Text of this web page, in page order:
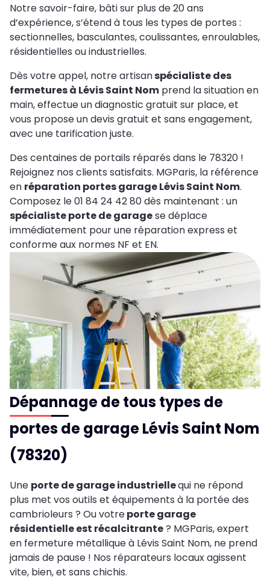
Notre savoir-faire, bâti sur plus de 20 ans
d’expérience, s’étend à tous les types de portes :
sectionnelles, basculantes, coulissantes, enroulables,
résidentielles ou industrielles.
Dès votre appel, notre artisanspécialiste des
fermetures à Lévis Saint Nom prend la situation en
main, effectue un diagnostic gratuit sur place, et
vous propose un devis gratuit et sans engagement,
avec une tarification juste.
Des centaines de portails réparés dans le 78320 !
Rejoignez nos clients satisfaits. MGParis, la référence
en réparation portes garage Lévis Saint Nom.
Composez le 01 84 24 42 80 dès maintenant : un
spécialiste porte de garagese déplace
immédiatement pour une réparation express et
conforme aux normes NF et EN.
Dépannage de tous types de
portes de garage Lévis Saint Nom
(78320)
Une porte de garage industriellequi ne répond
plus met vos outils et équipements à la portée des
cambrioleurs ? Ou votreporte garage
résidentielle est récalcitrante? MGParis, expert
en fermeture métallique à Lévis Saint Nom, ne prend
jamais de pause ! Nos réparateurs locaux agissent
vite, bien, et sans chichis.